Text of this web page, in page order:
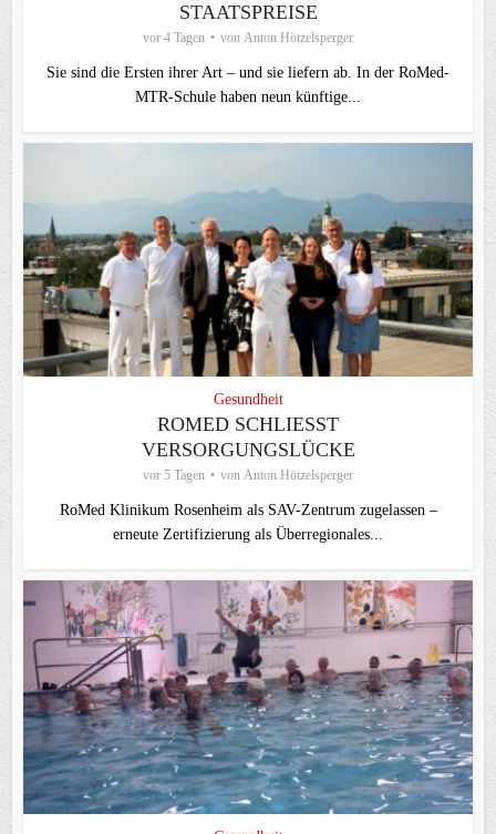
STAATSPREISE
vor 4 Tagen von Anton Hötzelsperger
Sie sind die Ersten ihrer Art – und sie liefern ab. In der RoMed-
MTR-Schule haben neun künftige...
Gesundheit
ROMED SCHLIESST V
ERSORGUNGSLÜCKE
vor 5 Tagen von Anton Hötzelsperger
RoMed Klinikum Rosenheim als SAV-Zentrum zugelassen –
erneute Zertifizierung als Überregionales...